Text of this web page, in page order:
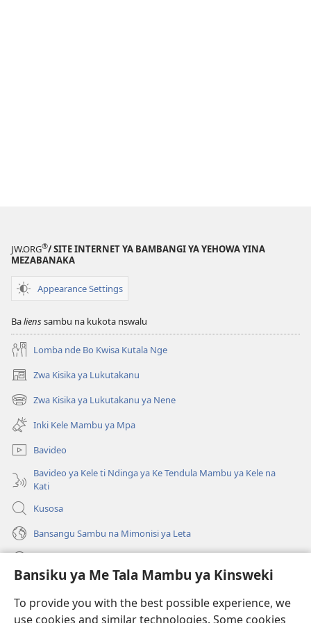
Bansiku ya Me Tala Mambu ya Kinsweki
To provide you with the best possible experience, we
use cookies and similar technologies. Some cookies
JW.ORG®/ SITE INTERNET YA BAMBANGI YA YEHOWA YINA
MEZABANAKA
Appearance Settings
Balienssambu na kukota nswalu
Lomba nde Bo Kwisa Kutala Nge
Zwa Kisika ya Lukutakanu
(ke
kangula
lutiti
ya
mpa)
Zwa Kisika ya Lukutakanu ya Nene
(ke
kangula
lutiti
ya
mpa)
Inki Kele Mambu ya Mpa
Bavideo
Bavideo ya Kele ti Ndinga ya Ke Tendula Mambu ya Kele na
Kati
Kusosa
Bansangu Sambu na Mimonisi ya Leta
(ke
kangula